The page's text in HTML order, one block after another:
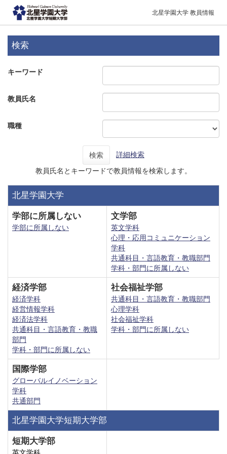
北星学園大学 教員情報
検索
キーワード
教員氏名
職種
検索 詳細検索
教員氏名とキーワードで教員情報を検索します。
北星学園大学
学部に所属しない
学部に所属しない
文学部
英文学科
心理・応用コミュニケーション
学科
共通科目・言語教育・教職部門
学科・部門に所属しない
経済学部
経済学科
経営情報学科
経済法学科
共通科目・言語教育・教職
部門
学科・部門に所属しない
社会福祉学部
共通科目・言語教育・教職部門
心理学科
社会福祉学科
学科・部門に所属しない
国際学部
グローバルイノベーション
学科
共通部門
北星学園大学短期大学部
短期大学部